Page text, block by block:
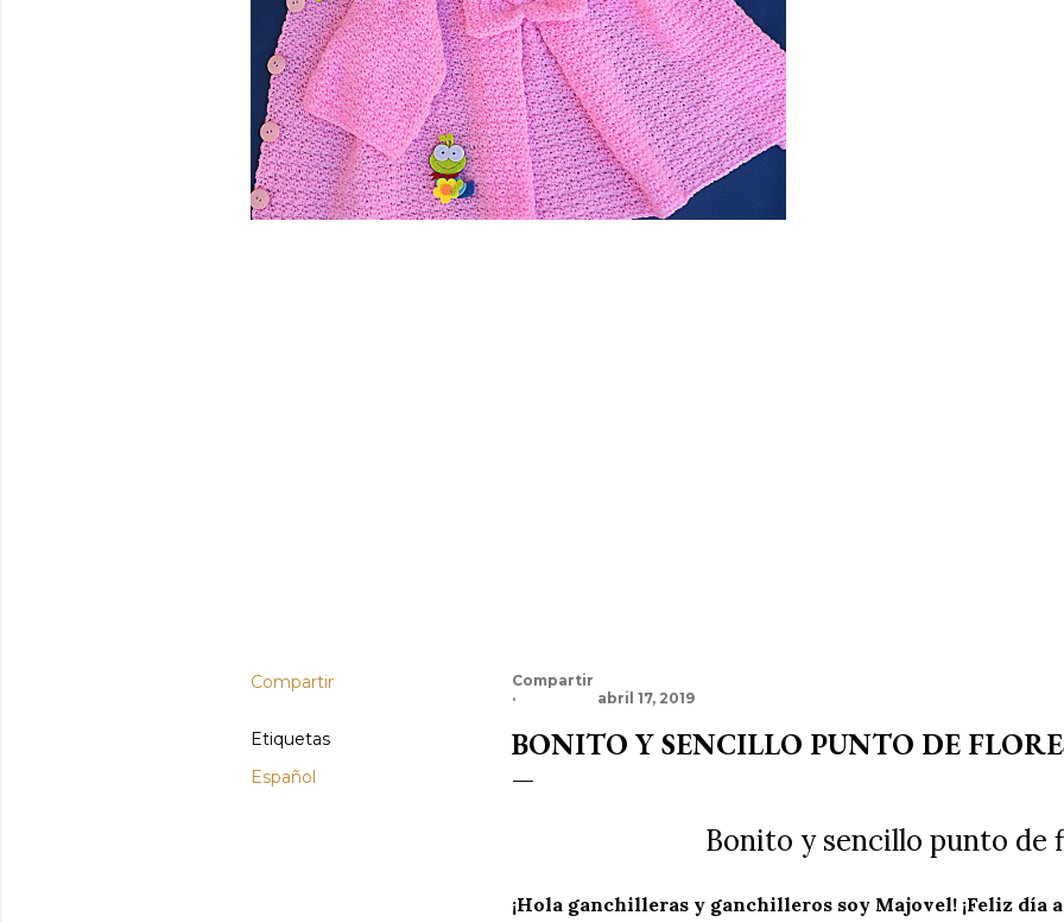
Compartir
Etiquetas
Español
Compartir
abril 17, 2019
BONITO Y SENCILLO PUNTO DE
Bonito y sencillo punto de
¡Hola ganchilleras y ganchilleros soy Majovel! ¡Feliz día